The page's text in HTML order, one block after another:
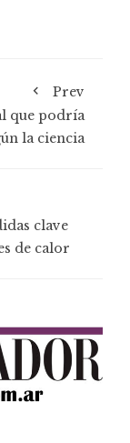
Prev
que podría
la ciencia
clave
de calor